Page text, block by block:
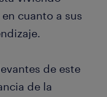
cuanto a sus
de este
de la